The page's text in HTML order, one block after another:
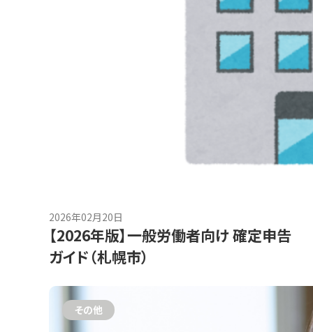
2026年02月20日
【2026年版】一般労働者向け 確定申告
ガイド（札幌市）
その他